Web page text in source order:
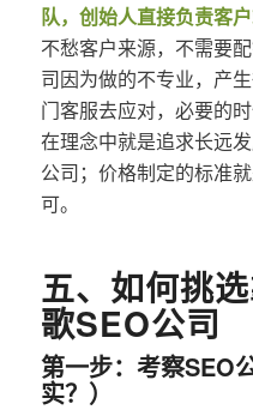
队，创始人直接负责客
不愁客户来源，不需要
司因为做的不专业，产
门客服去应对，必要的
在理念中就是追求长远
公司；价格制定的标准
可。
五、如何挑
歌SEO公司
第一步：考察SEO
实？）